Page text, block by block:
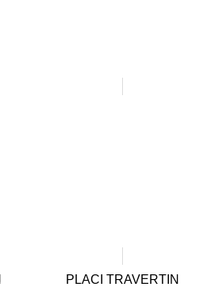
PLACI TRAVERTIN